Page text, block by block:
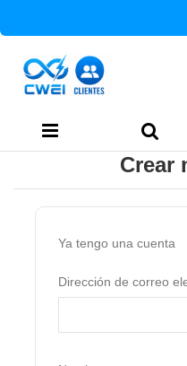
Crear
Ya tengo una cuenta
Dirección de correo